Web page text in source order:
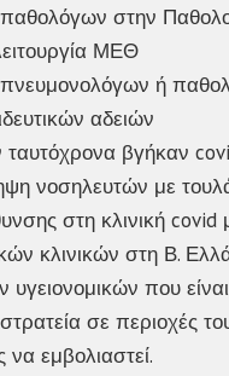
στην
ΜΕΘ
ή
αδειών
βγήκαν
νοσηλευτών με
στη κλινική
κλινικών στη Β.
που
σε περιοχές
εμβολιαστεί.